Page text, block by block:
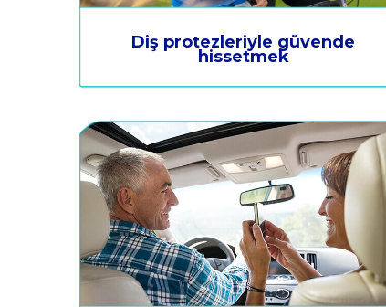
Diş protezleriyle güvende
hissetmek